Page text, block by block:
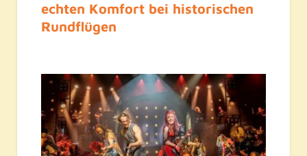
echten Komfort bei historischen
Rundflügen